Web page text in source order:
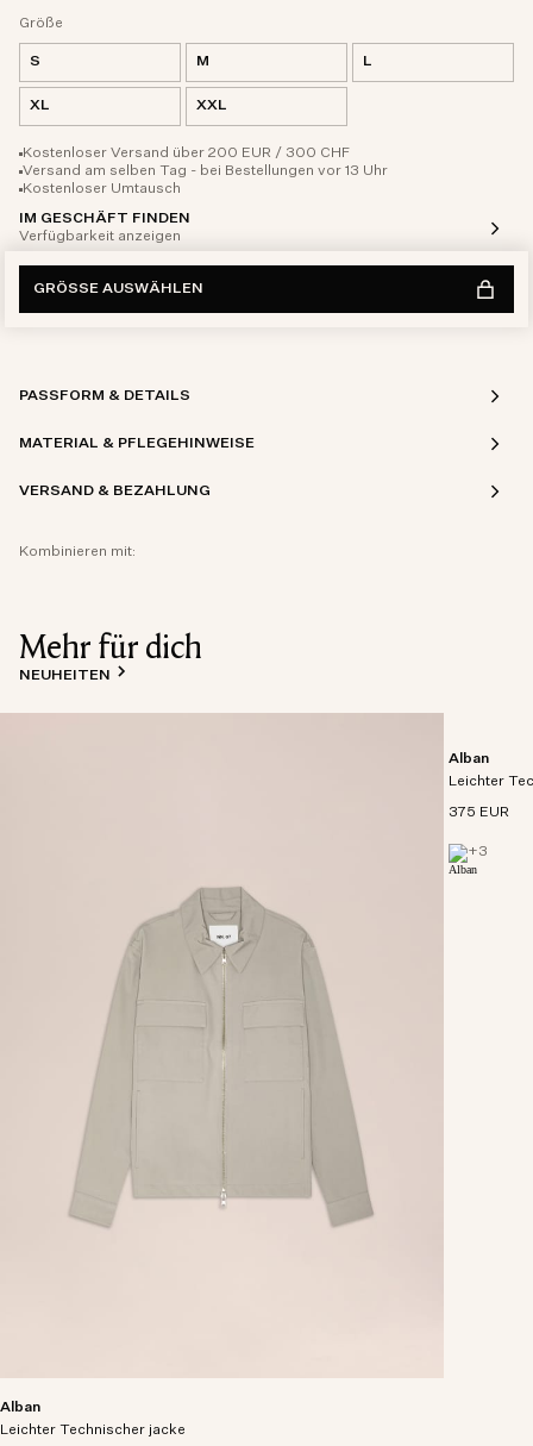
Größe
S M L
XL XXL
Kostenloser Versand über 200 EUR / 300 CHF
Versand am selben Tag - bei Bestellungen vor 13 Uhr
Kostenloser Umtausch
IM GESCHÄFT FINDEN
Verfügbarkeit anzeigen
GRÖSSE AUSWÄHLEN
PASSFORM & DETAILS
MATERIAL & PFLEGEHINWEISE
VERSAND & BEZAHLUNG
Kombinieren mit:
Mehr für dich
NEUHEITEN
Alban
Leichter Technischer jacke
Alban
Leichter
375 EUR
+3